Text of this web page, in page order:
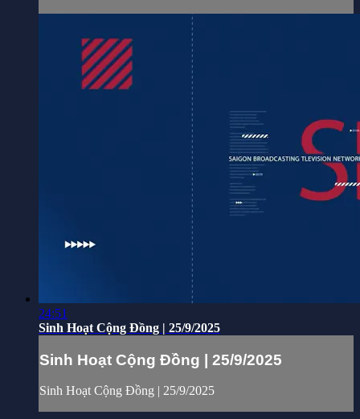
24:51
Sinh Hoạt Cộng Đồng | 25/9/2025
Sinh Hoạt Cộng Đồng | 25/9/2025
Sinh Hoạt Cộng Đồng | 25/9/2025